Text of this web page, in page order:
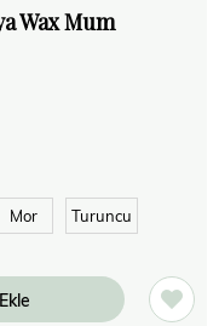
Wax Mum
Mor Turuncu